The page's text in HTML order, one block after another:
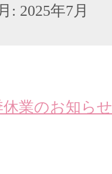
: 2025年7月
休業のお知らせ